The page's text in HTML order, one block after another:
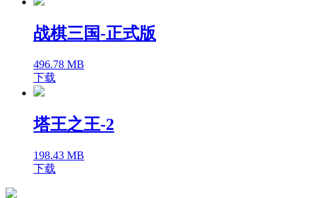
战棋三国-正式版
496.78 MB
下载
塔王之王-2
198.43 MB
下载